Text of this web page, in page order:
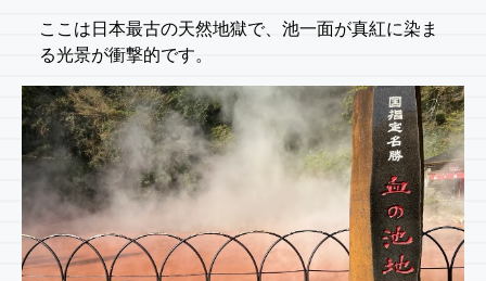
ここは日本最古の天然地獄で、池一面が真紅に染ま
る光景が衝撃的です。